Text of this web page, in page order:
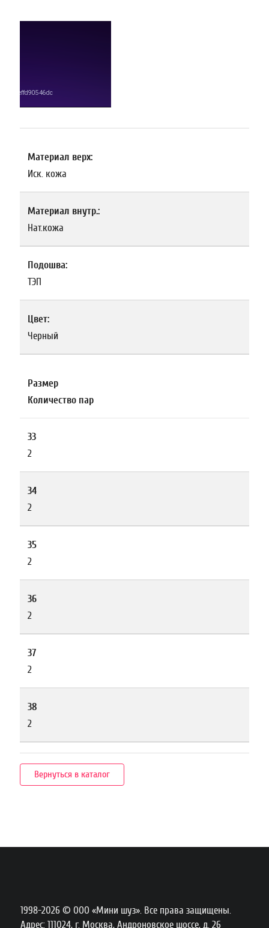
Материал верх:
Иск. кожа
Материал внутр.:
Нат.кожа
Подошва:
ТЭП
Цвет:
Черный
Размер
Количество пар
33
2
34
2
35
2
36
2
37
2
38
2
Вернуться в каталог
1998-2026 © ООО «Мини шуз». Все права защищены.
Адрес: 111024, г. Москва, Андроновское шоссе, д. 26